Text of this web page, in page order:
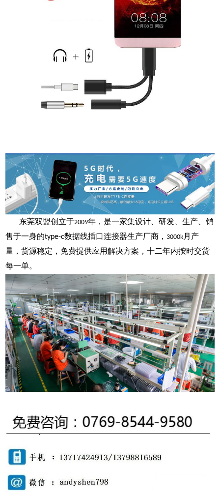
东莞双盟创立于2009年，是一家集设计、研发、生产、销
售于一身的type-c数据线插口连接器生产厂商， 3000k月产
量，货源稳定，免费提供应用解决方案，十二年内按时交货
每一单。